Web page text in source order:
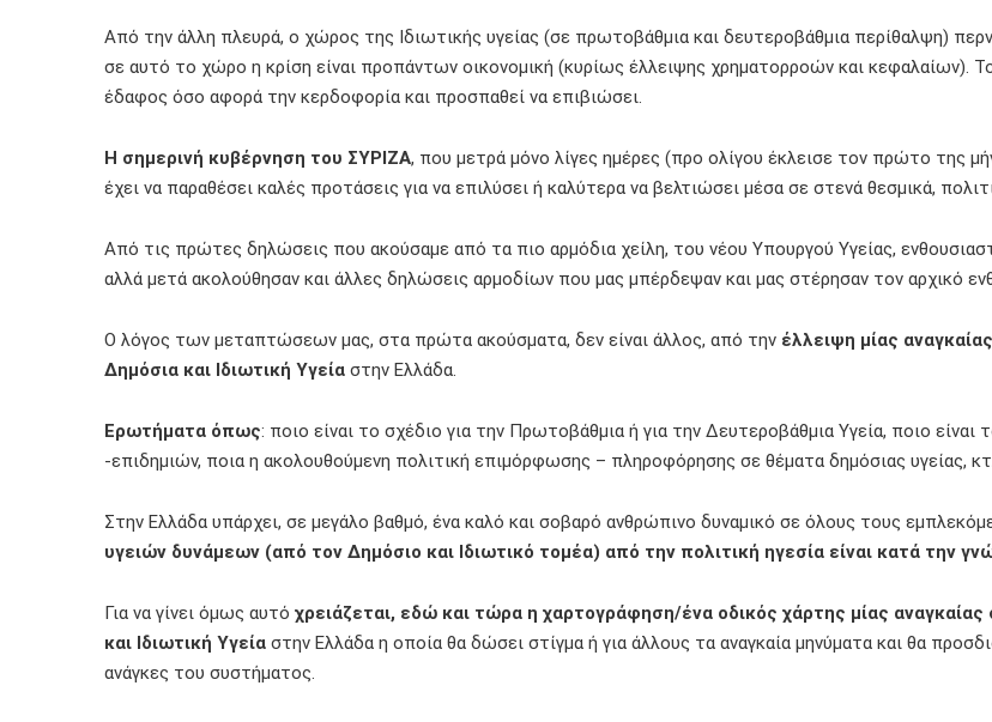
Από την άλλη πλευρά, ο χώρος της Ιδιωτικής υγείας (σε πρωτοβάθμια και δευτεροβάθμια περίθαλψη)
σε αυτό το χώρο η κρίση είναι προπάντων οικονομική (κυρίως έλλειψης χρηματορροών και κεφαλαίων).
έδαφος όσο αφορά την κερδοφορία και προσπαθεί να επιβιώσει.
Η σημερινή κυβέρνηση του ΣΥΡΙΖΑ, που μετρά μόνο λίγες ημέρες (προ ολίγου έκλεισε τον πρώτο της
έχει να παραθέσει καλές προτάσεις για να επιλύσει ή καλύτερα να βελτιώσει μέσα σε στενά θεσμικά,
Από τις πρώτες δηλώσεις που ακούσαμε από τα πιο αρμόδια χείλη, του νέου Υπουργού Υγείας,
αλλά μετά ακολούθησαν και άλλες δηλώσεις αρμοδίων που μας μπέρδεψαν και μας στέρησαν τον αρχικό
Ο λόγος των μεταπτώσεων μας, στα πρώτα ακούσματα, δεν είναι άλλος, από την έλλειψη μίας
Δημόσια και Ιδιωτική Υγεία στην Ελλάδα.
Ερωτήματα όπως: ποιο είναι το σχέδιο για την Πρωτοβάθμια ή για την Δευτεροβάθμια Υγεία, ποιο
-επιδημιών, ποια η ακολουθούμενη πολιτική επιμόρφωσης – πληροφόρησης σε θέματα δημόσιας υγείας,
Στην Ελλάδα υπάρχει, σε μεγάλο βαθμό, ένα καλό και σοβαρό ανθρώπινο δυναμικό σε όλους τους
υγειών δυνάμεων (από τον Δημόσιο και Ιδιωτικό τομέα) από την πολιτική ηγεσία είναι κατά την
Για να γίνει όμως αυτό χρειάζεται, εδώ και τώρα η χαρτογράφηση/ένα οδικός χάρτης μίας
και Ιδιωτική Υγεία στην Ελλάδα η οποία θα δώσει στίγμα ή για άλλους τα αναγκαία μηνύματα και θα
ανάγκες του συστήματος.